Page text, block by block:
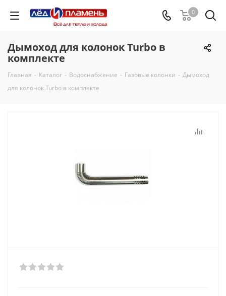
0
Дымоход для колонок Turbo в
комплекте
Главная - Каталог - Водоснабжение - Газовые колонки - Дымоход
для колонок Turbo в комплекте